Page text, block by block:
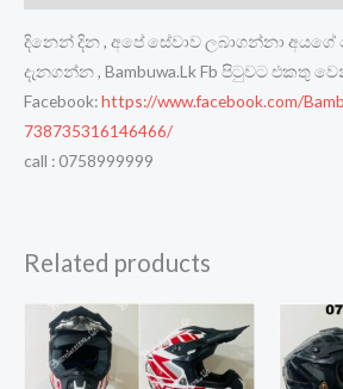
දිනෙන් දින , අපේ සේවාව ලබාගන්නා
දැනගන්න , Bambuwa.Lk Fb පිටුවට එකතු
Facebook:https://www.facebook.com/
738735316146466/
call : 0758999999
Related products